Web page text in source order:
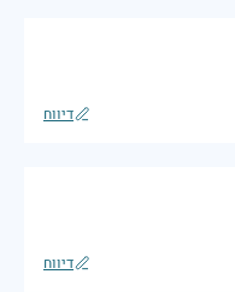
דיווח
דיווח